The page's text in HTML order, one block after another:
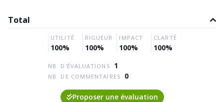
Total
UTILITÉ
100%
RIGUEUR
100%
IMPACT
100%
CLARTÉ
100%
NB. D'ÉVALUATIONS 1
NB. DE COMMENTAIRES 0
Proposer une évaluation